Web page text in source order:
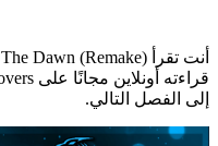
قراءته أونلاين مجانًا على MangaLovers.
إلى الفصل التالي.